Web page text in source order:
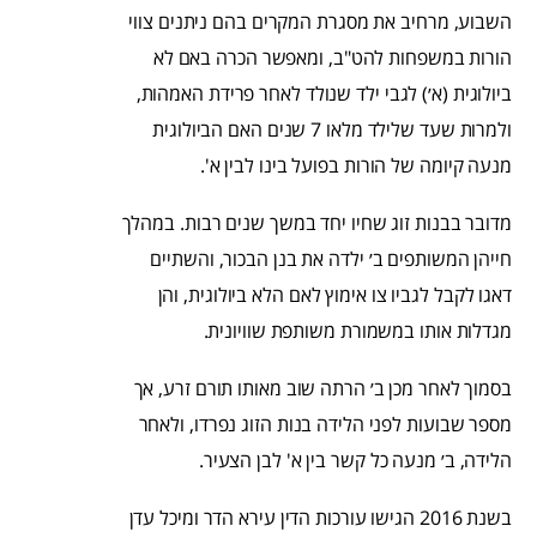
השבוע, מרחיב את מסגרת המקרים בהם ניתנים צווי
הורות במשפחות להט"ב, ומאפשר הכרה באם לא
ביולוגית (א׳) לגבי ילד שנולד לאחר פרידת האמהות,
ולמרות שעד שלילד מלאו 7 שנים האם הביולוגית
מנעה קיומה של הורות בפועל בינו לבין א'.
מדובר בבנות זוג שחיו יחד במשך שנים רבות. במהלך
חייהן המשותפים ב׳ ילדה את בנן הבכור, והשתיים
דאגו לקבל לגביו צו אימוץ לאם הלא ביולוגית, והן
מגדלות אותו במשמורת משותפת שוויונית.
בסמוך לאחר מכן ב׳ הרתה שוב מאותו תורם זרע, אך
מספר שבועות לפני הלידה בנות הזוג נפרדו, ולאחר
הלידה, ב׳ מנעה כל קשר בין א' לבן הצעיר.
בשנת 2016 הגישו עורכות הדין עירא הדר ומיכל עדן